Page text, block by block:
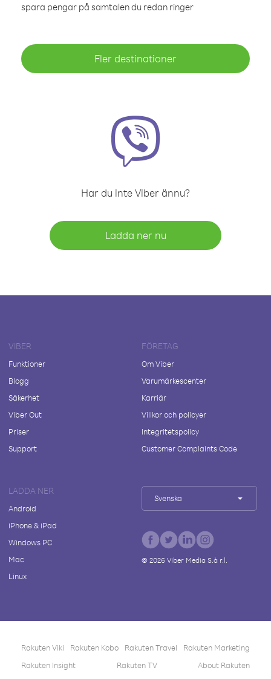
spara pengar på samtalen du redan ringer
Fler destinationer
Har du inte Viber ännu?
Ladda ner nu
VIBER
Funktioner
Blogg
Säkerhet
Viber Out
Priser
Support
FÖRETAG
Om Viber
Varumärkescenter
Karriär
Villkor och policyer
Integritetspolicy
Customer Complaints Code
LADDA NER
Android
iPhone & iPad
Windows PC
Mac
Linux
Svenska
© 2026Viber Media S.à r.l.
Rakuten Viki Rakuten Kobo Rakuten Travel
Rakuten Marketing
Rakuten Insight
Rakuten TV About Rakuten